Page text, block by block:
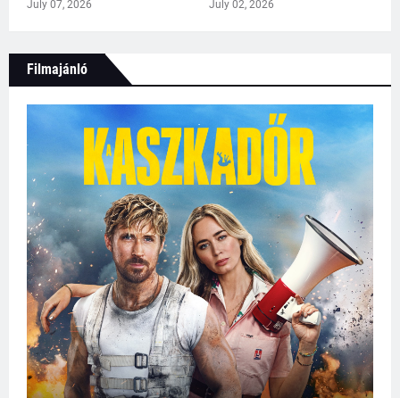
July 07, 2026 July 02, 2026
Filmajánló